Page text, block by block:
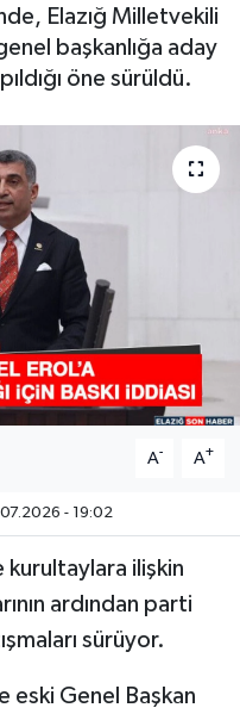
Elazığ Milletvekili
başkanlığa aday
öne sürüldü.
A- A+
- 19:02
kurultaylara ilişkin
ardından parti
sürüyor.
eski Genel Başkan